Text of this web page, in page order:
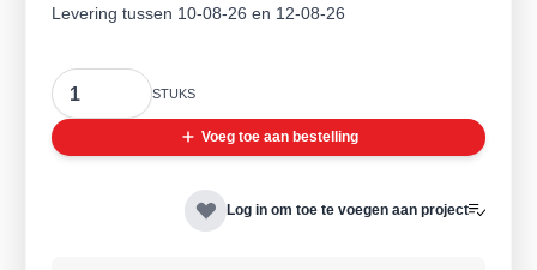
Levering tussen 10-08-26 en 12-08-26
Aantal
STUKS
Voeg toe aan bestelling
Log in om toe te voegen aan project